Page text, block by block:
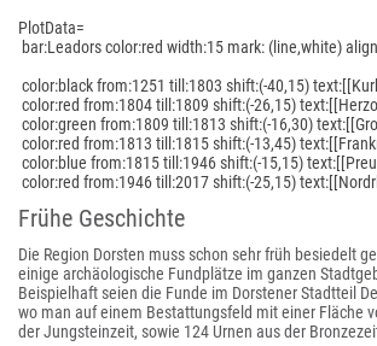
PlotData=
bar:Leadors color:red width:15 mark: (line,white)
color:black from:1251 till:1803 shift:(-40,15)
color:red from:1804 till:1809 shift:(-26,15)
color:green from:1809 till:1813 shift:(-16,30)
color:red from:1813 till:1815 shift:(-13,45)
color:blue from:1815 till:1946 shift:(-15,15)
color:red from:1946 till:2017 shift:(-25,15)
Frühe Geschichte
Die Region Dorsten muss schon sehr früh besiedelt
einige archäologische Fundplätze im ganzen
Beispielhaft seien die Funde im Dorstener Stadtteil
wo man auf einem Bestattungsfeld mit einer Fläche
der Jungsteinzeit, sowie 124 Urnen aus der